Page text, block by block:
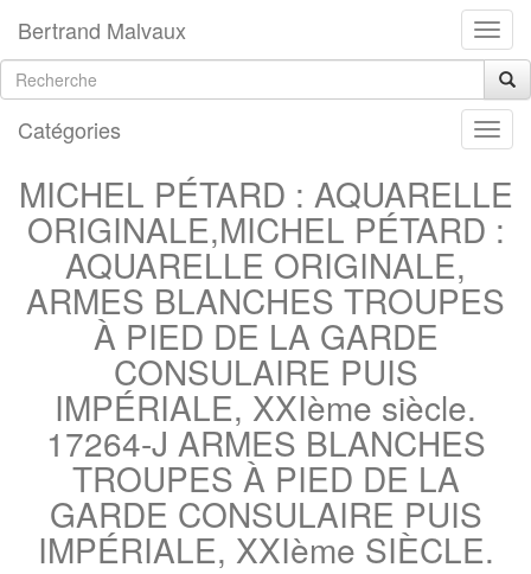
Bertrand Malvaux
Catégories
MICHEL PÉTARD : AQUARELLE
ORIGINALE,MICHEL PÉTARD :
AQUARELLE ORIGINALE,
ARMES BLANCHES TROUPES
À PIED DE LA GARDE
CONSULAIRE PUIS
IMPÉRIALE, XXIème siècle.
17264-J ARMES BLANCHES
TROUPES À PIED DE LA
GARDE CONSULAIRE PUIS
IMPÉRIALE, XXIème SIÈCLE.